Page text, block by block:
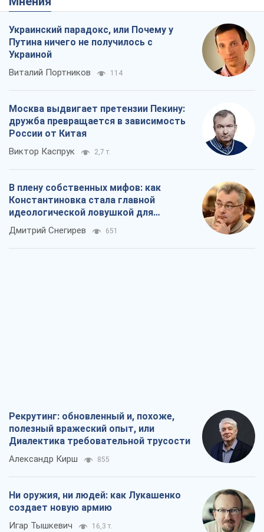
Украинский парадокс, или Почему у
Путина ничего не получилось с
Украиной
Виталий Портников 114
Москва выдвигает претензии Пекину:
дружба превращается в зависимость
России от Китая
Виктор Каспрук 2,7 т.
В плену собственных мифов: как
Константиновка стала главной
идеологической ловушкой для
российских оккупантов
Дмитрий Снегирев 651
Рекрутинг: обновленный и, похоже,
полезный вражеский опыт, или
Диалектика требовательной трусости
Александр Кирш 855
Ни оружия, ни людей: как Лукашенко
создает новую армию
Игар Тышкевич 16,3 т.